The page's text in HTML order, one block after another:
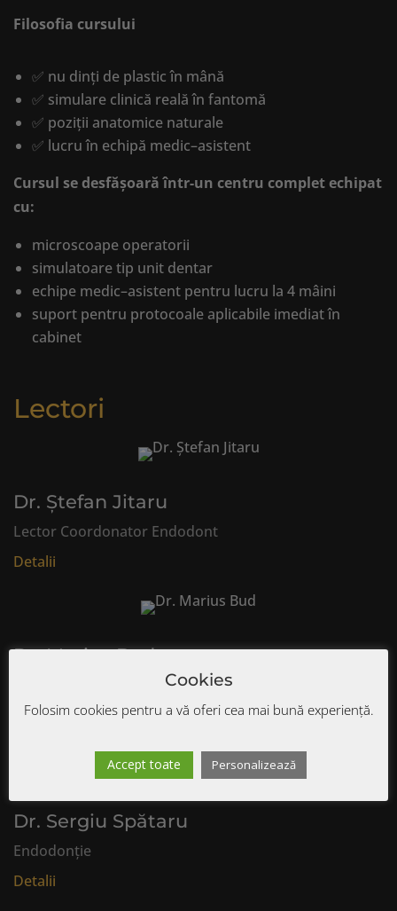
Filosofia cursului
✅ nu dinți de plastic în mână
✅ simulare clinică reală în fantomă
✅ poziții anatomice naturale
✅ lucru în echipă medic–asistent
Cursul se desfășoară într-un centru complet echipat
cu:
microscoape operatorii
simulatoare tip unit dentar
echipe medic–asistent pentru lucru la 4 mâini
suport pentru protocoale aplicabile imediat în
cabinet
Lectori
Dr. Ștefan Jitaru
Lector Coordonator Endodont
Detalii
Dr. Marius Bud
Lector Coordonator Stomatologie Restaurativă
Detalii
Dr. Sergiu Spătaru
Endodonție
Detalii
Cookies
Folosim cookies pentru a vă oferi cea mai bună experiență.
Accept toate Personalizează